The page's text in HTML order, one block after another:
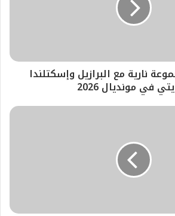
نارية مع البرازيل وإسكتلندا
في مونديال 2026